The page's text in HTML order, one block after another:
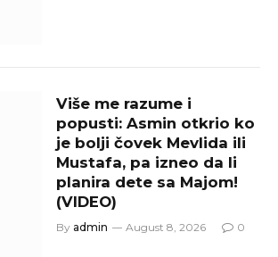
Više me razume i
popusti: Asmin otkrio ko
je bolji čovek Mevlida ili
Mustafa, pa izneo da li
planira dete sa Majom!
(VIDEO)
By admin August 8, 2026 0